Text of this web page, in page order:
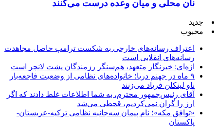
نان محلی و میان وعده درست می‌کنند
جدید
محبوب
اعتراف رسانه‌های خارجی به شکست ترامپ حاصل مجاهدت
رسانه‌های انقلابی است
اژه‌ای: خبرنگار متعهد، هم‌سنگر رزمندگان پشت لانچر است
۹ ماه در جهنم دریا؛ خانواده‌های نظامی از وضعیت فاجعه‌بار
ناو لینکلن فریاد می‌زنند
آقای رئیس‌جمهور محترم، به شما اطلاعات غلط دادند که اگر
ارز را گران نمی‌کردیم، قحطی می‌شد
«توافق مکه»؛ نام پیمان سه‌جانبه نظامی ترکیه-عربستان-
پاکستان